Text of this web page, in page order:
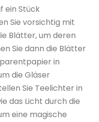
ein Stück
Sie vorsichtig mit
Blätter, um deren
Sie dann die Blätter
in
die Gläser
Sie Teelichter in
das Licht durch die
eine magische